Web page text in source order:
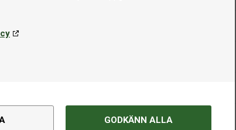
GODKÄNN ALLA
in i
för att ge
i
Spelskivans tjocklek